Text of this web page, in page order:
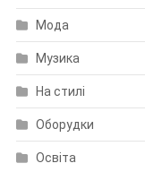
Мода
Музика
На стилі
Оборудки
Освіта